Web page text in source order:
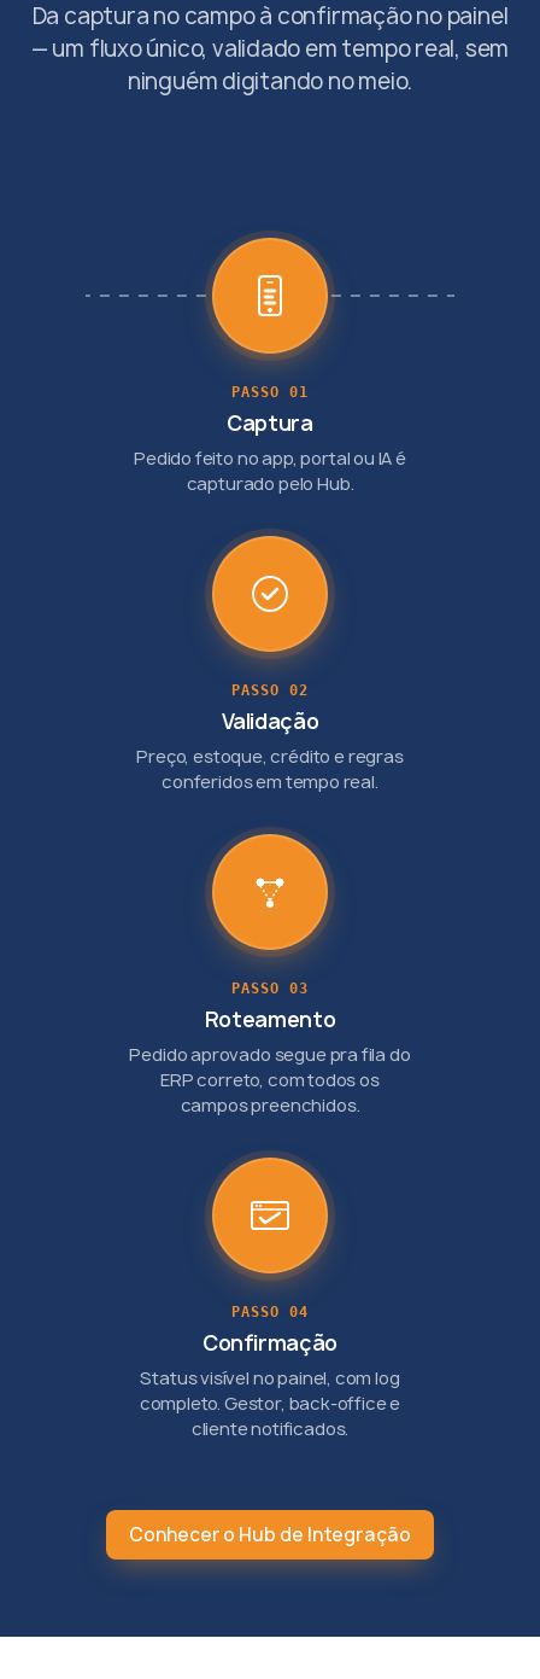
Da captura no campo à confirmação no painel
— um fluxo único, validado em tempo real, sem
ninguém digitando no meio.
PASSO 01
Captura
Pedido feito no app, portal ou IA é
capturado pelo Hub.
PASSO 02
Validação
Preço, estoque, crédito e regras
conferidos em tempo real.
PASSO 03
Roteamento
Pedido aprovado segue pra fila do
ERP correto, com todos os
campos preenchidos.
PASSO 04
Confirmação
Status visível no painel, com log
completo. Gestor, back-office e
cliente notificados.
Conhecer o Hub de Integração